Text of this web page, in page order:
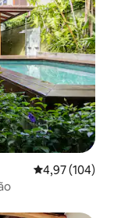
Priemerné
4,97 (104)